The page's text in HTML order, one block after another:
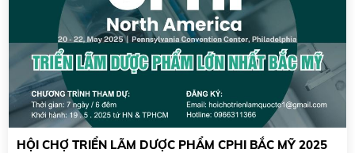
HỘI CHỢ TRIỂN LÃM DƯỢC PHẨM CPHI BẮC MỸ 2025